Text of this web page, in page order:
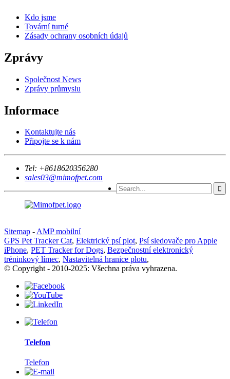
Kdo jsme
Tovární turné
Zásady ochrany osobních údajů
Zprávy
Společnost News
Zprávy průmyslu
Informace
Kontaktujte nás
Připojte se k nám
Tel: +8618620356280
sales03@mimofpet.com
Sitemap -AMP mobilní
GPS Pet Tracker Cat, Elektrický psí plot, Psí sledovače pro Apple
iPhone, PET Tracker for Dogs, Bezpečnostní elektronický
tréninkový límec, Nastavitelná hranice plotu,
© Copyright - 2010-2025: Všechna práva vyhrazena.
Telefon
Telefon